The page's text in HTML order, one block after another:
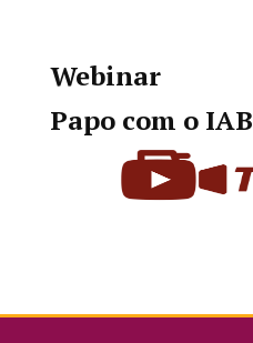
Webinar
Papo com o IAB